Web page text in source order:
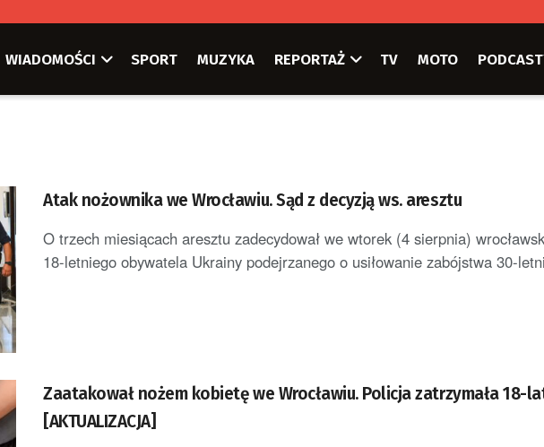
WIADOMOŚCI SPORT MUZYKA REPORTAŻ TV MOTO
Atak nożownika we Wrocławiu. Sąd z decyzją ws. aresztu
O trzech miesiącach aresztu zadecydował we wtorek (4 sierpnia)
18-letniego obywatela Ukrainy podejrzanego o usiłowanie zabójstwa 30-
Zaatakował nożem kobietę we Wrocławiu. Policja zatrzymała 18-
[AKTUALIZACJA]